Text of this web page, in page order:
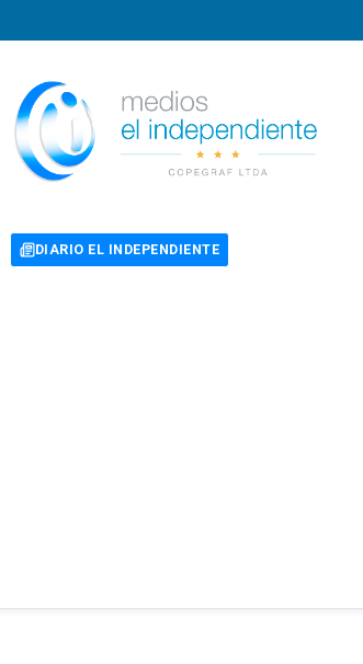
DIARIO EL INDEPENDIENTE